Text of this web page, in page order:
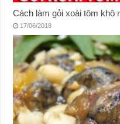
Cách làm gỏi xoài tôm khô
17/06/2018